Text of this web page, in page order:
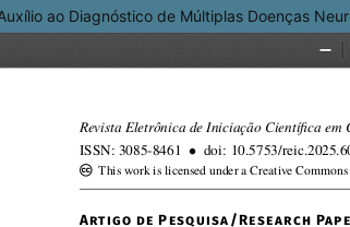
ao Diagnóstico de Múltiplas Doenças